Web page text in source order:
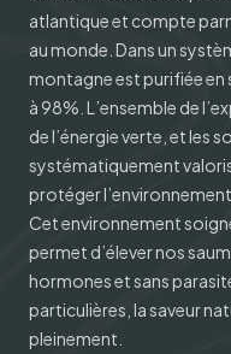
atlantique et compte
au monde. Dans un
montagne est purifiée
à 98%. L’ensemble de
de l’énergie verte, et les
systématiquement
protéger l’environnement.
Cet environnement
permet d’élever nos
hormones et sans
particulières, la saveur
pleinement.